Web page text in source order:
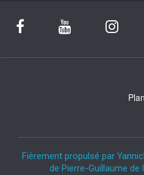
Fièrement propulsé par
de Pierre-Guillaume